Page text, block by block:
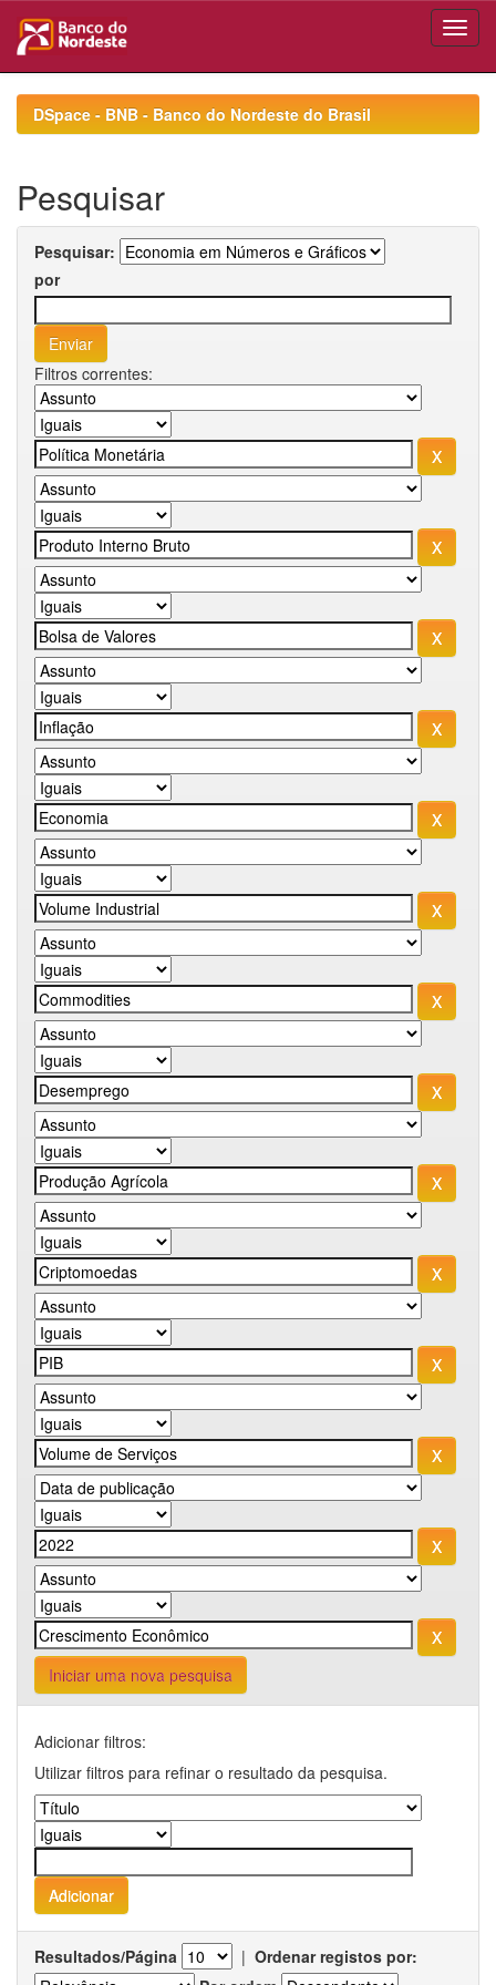
navigationDSpace - BNB - Banco do Nordeste do Brasil
Pesquisar
Pesquisar:
por
Filtros correntes:
Iniciar uma nova pesquisa
Adicionar filtros:
Utilizar filtros para refinar o resultado da pesquisa.
Resultados/Página | Ordenar registos por: